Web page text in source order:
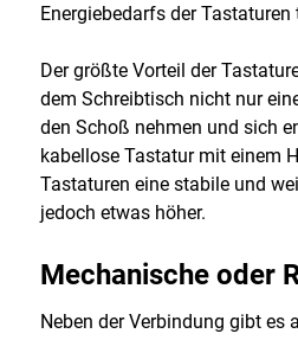
Energiebedarfs der
Der größte Vorteil der
dem Schreibtisch nicht nur
den Schoß nehmen und sich
kabellose Tastatur mit einem
Tastaturen eine stabile und
jedoch etwas höher.
Mechanische oder
Neben der Verbindung gibt es